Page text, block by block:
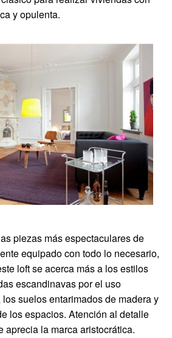
y opulenta.
piezas más espectaculares de
equipado con todo lo necesario,
loft se acerca más a los estilos
escandinavas por el uso
suelos entarimados de madera y
los espacios. Atención al detalle
aprecia la marca aristocrática.